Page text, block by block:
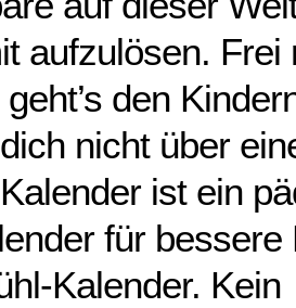
aufzulösen.
den
nicht über
ist ein
für bessere
Kalender. Kein